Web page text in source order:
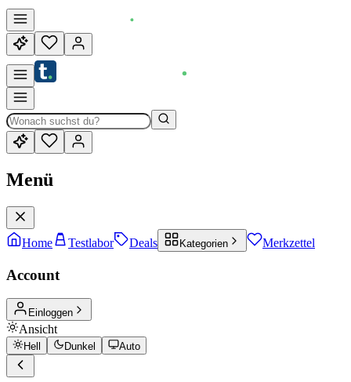
Menü
Home Testlabor Deals Kategorien Merkzettel
Account
Einloggen
Ansicht
Hell Dunkel Auto